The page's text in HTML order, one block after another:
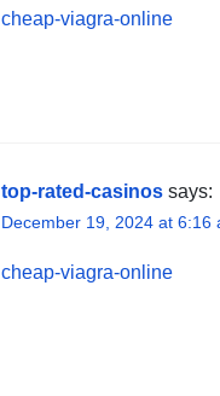
cheap-viagra-online
top-rated-casinos says:
December 19, 2024 at 6:16
cheap-viagra-online